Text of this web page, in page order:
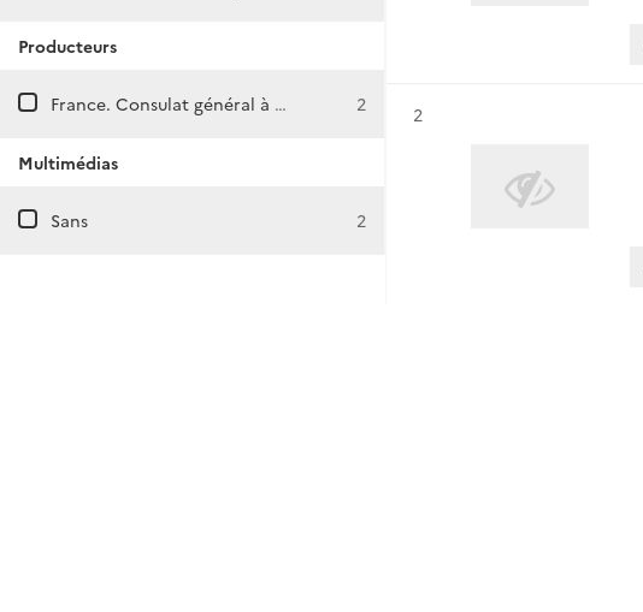
Producteurs
France. Consulat général à Düsseldorf (Allemagne) 2
Multimédias
Sans 2
Résultat n°
2